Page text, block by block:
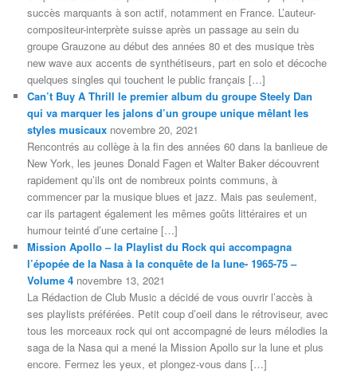
succès marquants à son actif, notamment en France. L’auteur-
compositeur-interprète suisse après un passage au sein du
groupe Grauzone au début des années 80 et des musique très
new wave aux accents de synthétiseurs, part en solo et décoche
quelques singles qui touchent le public français […]
Can’t Buy A Thrill le premier album du groupe Steely Dan
qui va marquer les jalons d’un groupe unique mêlant les
styles musicaux novembre 20, 2021
Rencontrés au collège à la fin des années 60 dans la banlieue de
New York, les jeunes Donald Fagen et Walter Baker découvrent
rapidement qu’ils ont de nombreux points communs, à
commencer par la musique blues et jazz. Mais pas seulement,
car ils partagent également les mêmes goûts littéraires et un
humour teinté d’une certaine […]
Mission Apollo – la Playlist du Rock qui accompagna
l’épopée de la Nasa à la conquête de la lune- 1965-75 –
Volume 4 novembre 13, 2021
La Rédaction de Club Music a décidé de vous ouvrir l’accès à
ses playlists préférées. Petit coup d’oeil dans le rétroviseur, avec
tous les morceaux rock qui ont accompagné de leurs mélodies la
saga de la Nasa qui a mené la Mission Apollo sur la lune et plus
encore. Fermez les yeux, et plongez-vous dans […]